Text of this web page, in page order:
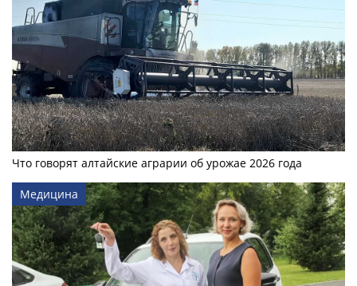
Что говорят алтайские аграрии об урожае 2026 года
Медицина